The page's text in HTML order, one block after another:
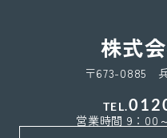
株式
〒673-0885
TEL.
営業時間 9：00